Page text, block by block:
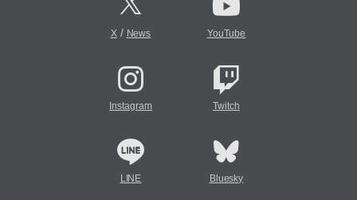
X/ News YouTube
Instagram Twitch
LINE Bluesky